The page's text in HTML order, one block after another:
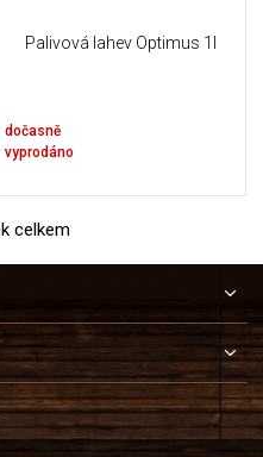
Palivová lahev Optimus 1l
dočasně
vyprodáno
celkem